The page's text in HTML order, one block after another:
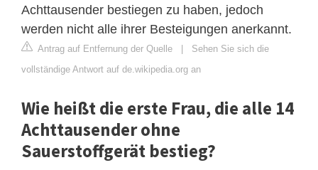
Achttausender bestiegen zu haben, jedoch
werden nicht alle ihrer Besteigungen anerkannt.
Antrag auf Entfernung der Quelle
Sehen Sie sich die
vollständige Antwort auf de.wikipedia.org an
Wie heißt die erste Frau, die alle 14
Achttausender ohne
Sauerstoffgerät bestieg?